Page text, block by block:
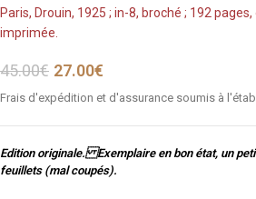
Paris, Drouin, 1925 ; in-8, broché ; 192
imprimée.
45.00€ 27.00€
Frais d'expédition et d'assurance soumis à
Edition originale. Exemplaire en bon état, un
feuillets (mal coupés).